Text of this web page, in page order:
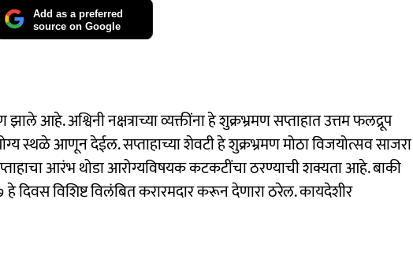
Add as a preferred
source on Google
आहे. अश्विनी नक्षत्राच्या व्यक्तींना हे शुक्रभ्रमण सप्ताहात उत्तम फलद्रूप
स्थळे आणून देईल. सप्ताहाच्या शेवटी हे शुक्रभ्रमण मोठा विजयोत्सव साजरा
आरंभ थोडा आरोग्यविषयक कटकटींचा ठरण्याची शक्यता आहे. बाकी
हे दिवस विशिष्ट विलंबित करारमदार करून देणारा ठरेल. कायदेशीर